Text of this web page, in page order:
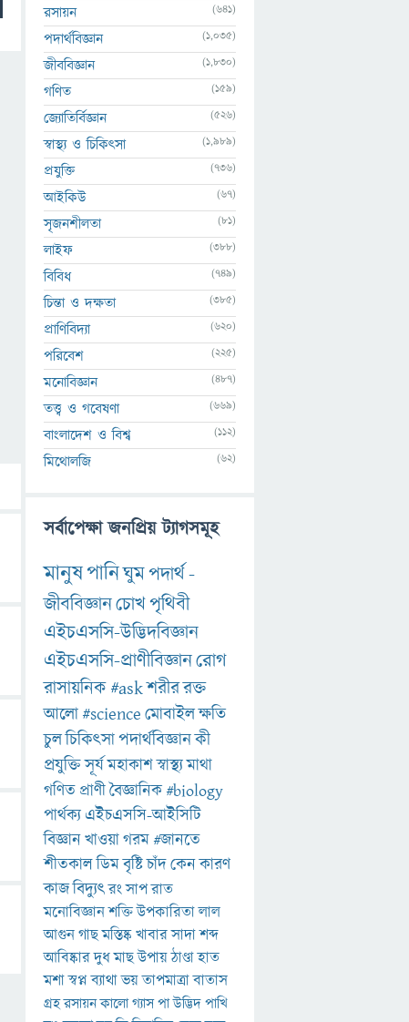
রসায়ন
(641)
পদার্থবিজ্ঞান (1,035)
জীববিজ্ঞান (1,830)
গণিত (159)
জ্যোতির্বিজ্ঞান (526)
স্বাস্থ্য ও চিকিৎসা (1,989)
প্রযুক্তি (736)
আইকিউ (67)
সৃজনশীলতা (81)
লাইফ (388)
বিবিধ (749)
চিন্তা ও দক্ষতা (385)
প্রাণিবিদ্যা (620)
পরিবেশ (225)
মনোবিজ্ঞান (487)
তত্ত্ব ও গবেষণা (669)
বাংলাদেশ ও বিশ্ব (112)
মিথোলজি (62)
সর্বাপেক্ষা জনপ্রিয় ট্যাগসমূহ
মানুষপানিঘুমপদার্থ-
জীববিজ্ঞানচোখপৃথিবী
এইচএসসি-উদ্ভিদবিজ্ঞান
এইচএসসি-প্রাণীবিজ্ঞানরোগ
রাসায়নিক#askশরীররক্ত
আলো#scienceমোবাইলক্ষতি
চুলচিকিৎসাপদার্থবিজ্ঞানকী
প্রযুক্তিসূর্যমহাকাশস্বাস্থ্যমাথা
গণিত প্রাণীবৈজ্ঞানিক#biology
পার্থক্য এইচএসসি-আইসিটি
বিজ্ঞানখাওয়াগরম#জানতে
শীতকালডিমবৃষ্টিচাঁদকেনকারণ
কাজবিদ্যুৎরংসাপরাত
মনোবিজ্ঞানশক্তিউপকারিতালাল
আগুনগাছমস্তিষ্কখাবারসাদাশব্দ
আবিষ্কারদুধমাছউপায়ঠাণ্ডাহাত
মশাস্বপ্নব্যাথাভয়তাপমাত্রাবাতাস
গ্রহরসায়নকালোগ্যাসপাউদ্ভিদপাখি